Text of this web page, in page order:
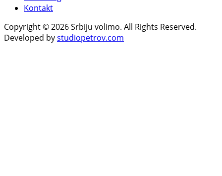
Kontakt
Copyright © 2026 Srbiju volimo. All Rights Reserved.
Developed bystudiopetrov.com